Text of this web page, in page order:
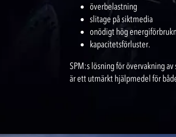
överbelastning
slitage på siktmedia
onödigt hög
kapacitetsförluster.
SPM:s lösning för övervakning
är ett utmärkt hjälpmedel för